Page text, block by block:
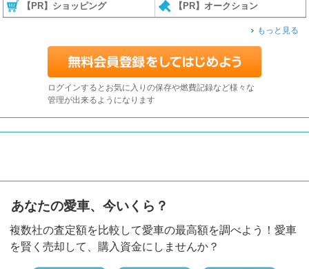
【PR】ショッピング 【PR】オークション
もっと見る
ログインするとお気に入りの保存や燃費記録など様々な
管理が出来るようになります
あなたの愛車、今いくら？
複数社の査定額を比較して愛車の最高額を調べよう！愛車
を賢く売却して、購入資金にしませんか？